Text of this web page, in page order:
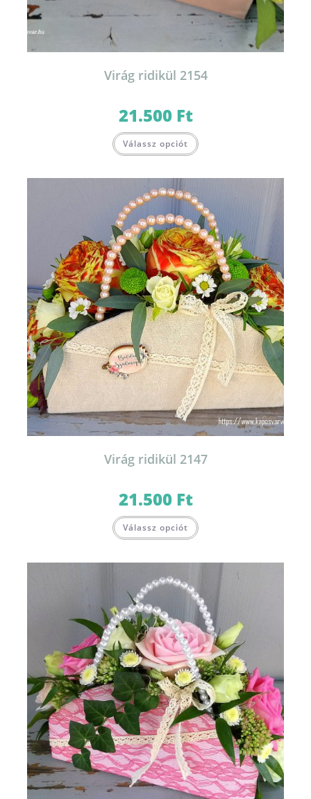
Virág ridikül 2154
21.500 Ft
Válassz opciót
Virág ridikül 2147
21.500 Ft
Válassz opciót